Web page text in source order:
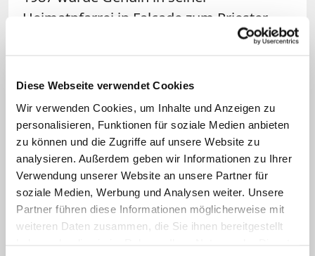
Diese Webseite verwendet Cookies
Wir verwenden Cookies, um Inhalte und Anzeigen zu
personalisieren, Funktionen für soziale Medien anbieten
zu können und die Zugriffe auf unsere Website zu
analysieren. Außerdem geben wir Informationen zu Ihrer
Verwendung unserer Website an unsere Partner für
soziale Medien, Werbung und Analysen weiter. Unsere
Partner führen diese Informationen möglicherweise mit
weiteren Daten zusammen, die Sie ihnen bereitgestellt
Heimatpfarrei in Falcade zum Priester
geweiht. Nach Studien in Rom war er von
und Professor am Laurentianum, der
Ordenshochschule in Venedig. 2008
wurde er dort zum Provinzialminister
gewählt und 2011 in diesem Amt
bestätigt. Nach einer Umgestaltung der
Kapuziner-Provinzen im Jahr 2014 wurde
er der erste Provinzialminister der neuen
Provinz vom Heiligen Kreuz in Venedig.